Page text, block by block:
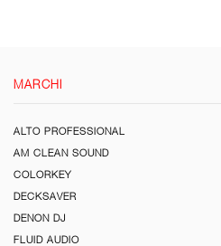
MARCHI
ALTO PROFESSIONAL
AM CLEAN SOUND
COLORKEY
DECKSAVER
DENON DJ
FLUID AUDIO